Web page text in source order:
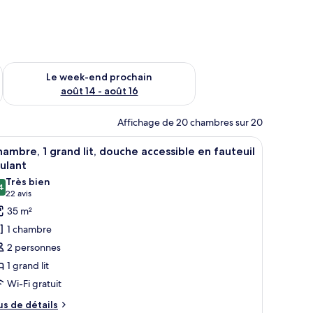
août 7 - août 9
Le week-end prochain
août 14 - août 16
Vérifier la disponibilité pour le week-end prochain août 14 -
Affichage de 20 chambres sur 20
fer et planche à repasser
:
Espace de travail pour ordinateur portable,
2
1 grand lit, douche accessible en fauteuil
sur 10
Très bien
22 avis
(22 avis)
35 m²
1 chambre
2 personnes
1 grand lit
Wi-Fi gratuit
de détails